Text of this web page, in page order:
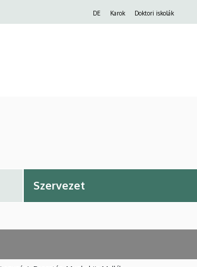
DE Karok Doktori iskolák